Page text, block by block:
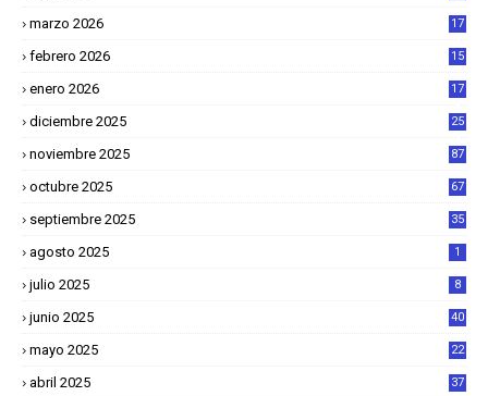
marzo 2026
17
febrero 2026
15
enero 2026
17
diciembre 2025
25
noviembre 2025 87
octubre 2025 67
septiembre 2025 35
agosto 2025 1
julio 2025 8
junio 2025 40
mayo 2025
22
abril 2025
37